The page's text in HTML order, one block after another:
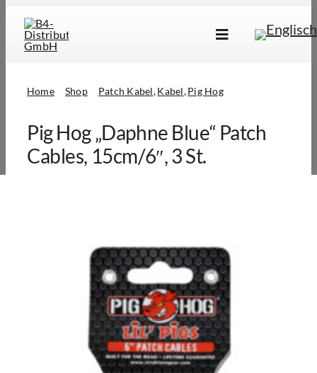
content
Toggle
Händlersuche
Home Shop Patch Kabel Kabel Pig Hog
Pig Hog „Daphne Blue“ Patch
Cables, 15cm/6″, 3 St.